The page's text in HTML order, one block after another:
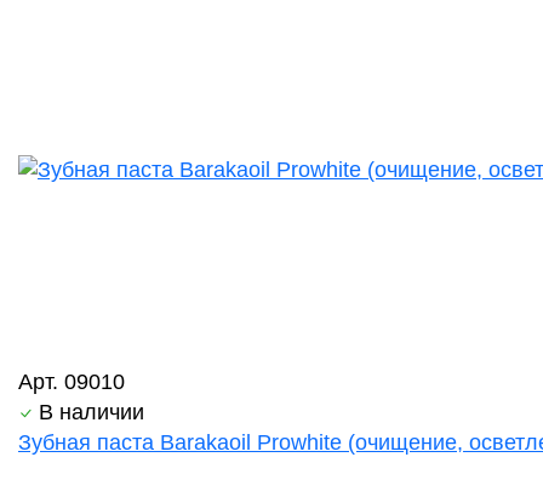
Арт. 09010
В наличии
Зубная паста Barakaoil Prowhite (очищение,